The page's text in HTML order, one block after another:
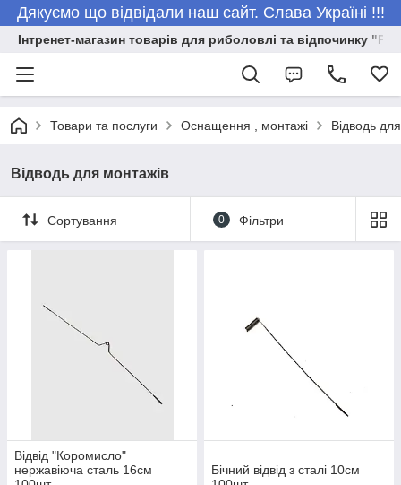
Дякуємо що відвідали наш сайт. Слава Україні !!!
Інтренет-магазин товарів для риболовлі та відпочинку
Товари та послуги Оснащення , монтажі Відводь
Відводь для монтажів
Сортування 0 Фільтри
Відвід "Коромисло"
нержавіюча сталь 16см
Бічний відвід з сталі 10см